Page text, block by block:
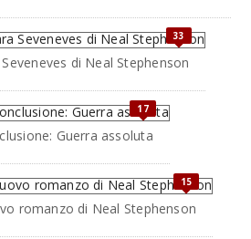
33
di Neal Stephenson
17
Guerra assoluta
15
romanzo di Neal Stephenson